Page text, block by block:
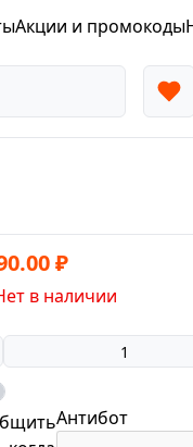
Акции и промокоды
₽
в наличии
Антибот